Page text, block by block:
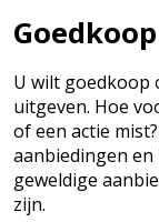
U wilt goedkoop
uitgeven. Hoe
of een actie
aanbiedingen
geweldige
zijn.